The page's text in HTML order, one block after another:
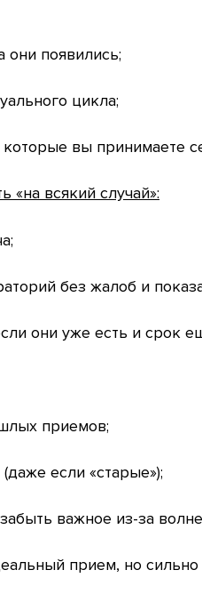
они появились;
цикла;
вы принимаете
«на всякий случай»:
без жалоб и
они уже есть и срок
приемов;
если «старые»);
важное из-за
прием, но